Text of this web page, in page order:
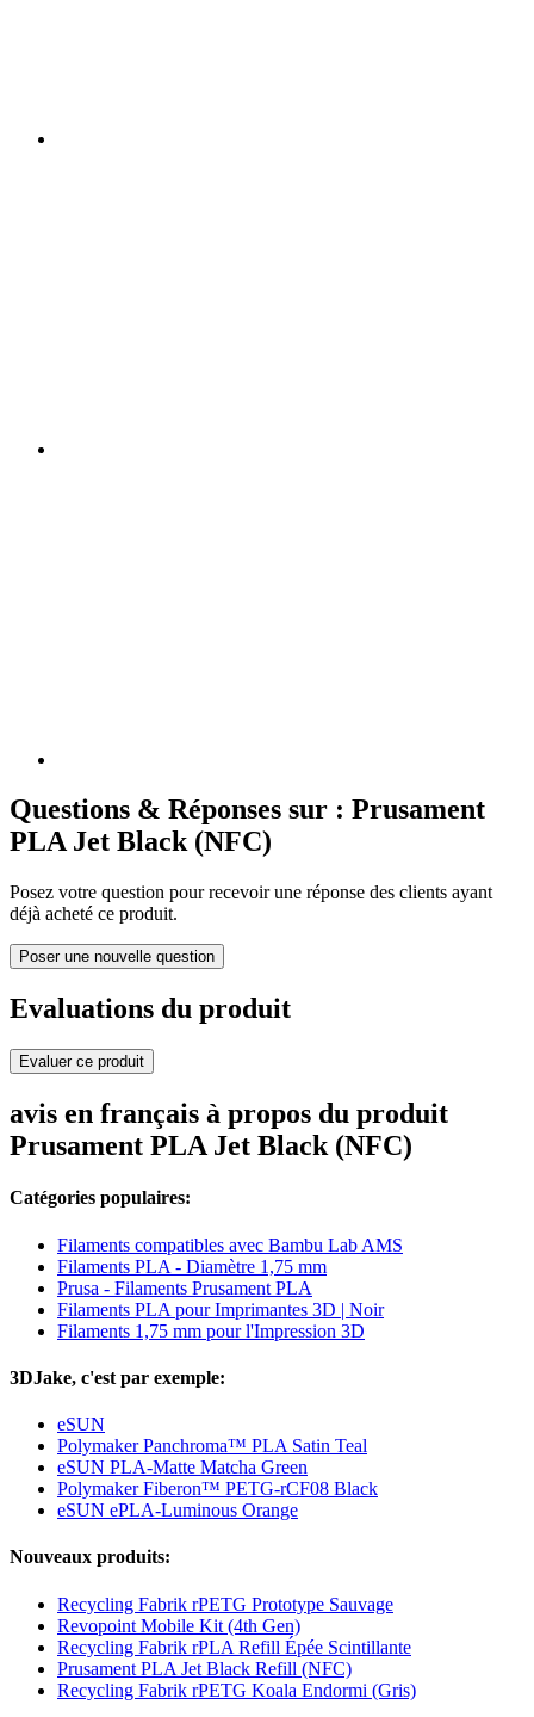
Questions & Réponses sur : Prusament
PLA Jet Black (NFC)
Posez votre question pour recevoir une réponse des clients ayant
déjà acheté ce produit.
Poser une nouvelle question
Evaluations du produit
Evaluer ce produit
avis en français à propos du produit
Prusament PLA Jet Black (NFC)
Catégories populaires:
Filaments compatibles avec Bambu Lab AMS
Filaments PLA - Diamètre 1,75 mm
Prusa - Filaments Prusament PLA
Filaments PLA pour Imprimantes 3D | Noir
Filaments 1,75 mm pour l'Impression 3D
3DJake, c'est par exemple:
eSUN
Polymaker Panchroma™ PLA Satin Teal
eSUN PLA-Matte Matcha Green
Polymaker Fiberon™ PETG-rCF08 Black
eSUN ePLA-Luminous Orange
Nouveaux produits:
Recycling Fabrik rPETG Prototype Sauvage
Revopoint Mobile Kit (4th Gen)
Recycling Fabrik rPLA Refill Épée Scintillante
Prusament PLA Jet Black Refill (NFC)
Recycling Fabrik rPETG Koala Endormi (Gris)